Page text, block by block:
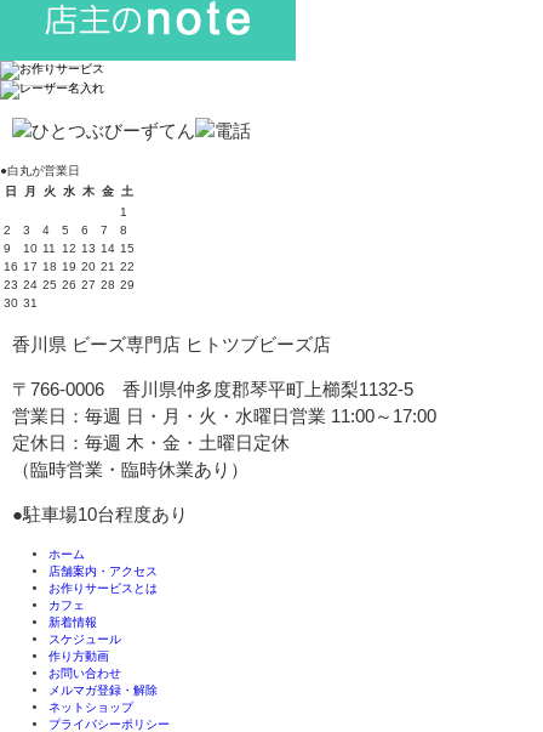
●白丸が営業日
日
月 火 水 木 金
土
1
2
3 4 5 6 7
8
9
10 11 12 13 14 15
16 17 18 19 20 21 22
23 24 25 26 27 28 29
30 31
香川県 ビーズ専門店 ヒトツブビーズ店
〒766-0006 香川県仲多度郡琴平町上櫛梨1132-5
営業日：毎週 日・月・火・水曜日営業 11:00～17:00
定休日：毎週 木・金・土曜日定休
（臨時営業・臨時休業あり）
●駐車場10台程度あり
ホーム
店舗案内・アクセス
お作りサービスとは
カフェ
新着情報
スケジュール
作り方動画
お問い合わせ
メルマガ登録・解除
ネットショップ
プライバシーポリシー